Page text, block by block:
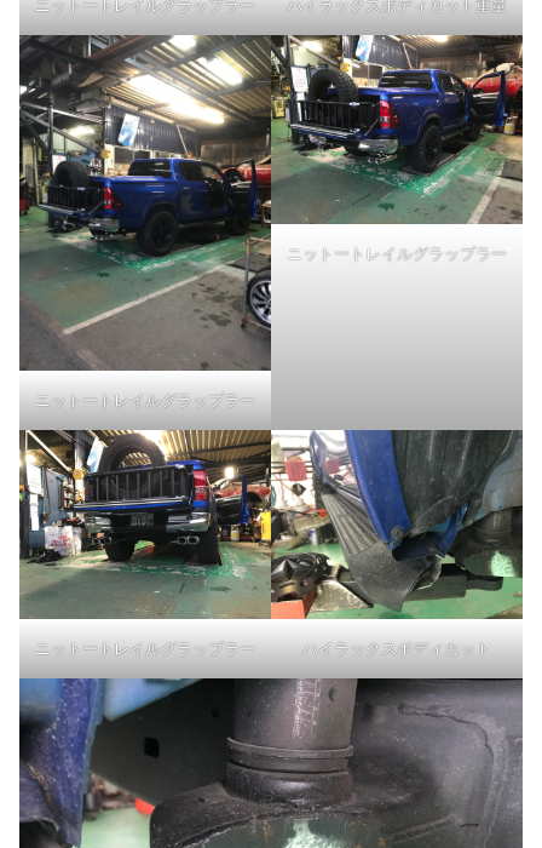
ニットートレイルグラップラー ハイラックスボディカット重量
ニットートレイルグラップラー
ニットートレイルグラップラー
ニットートレイルグラップラー ハイラックスボディカット